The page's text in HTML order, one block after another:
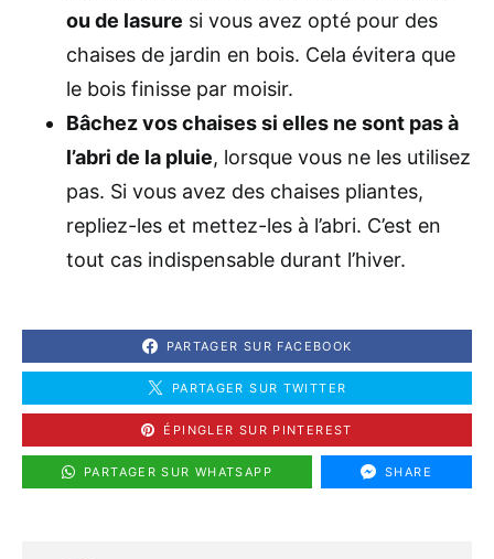
ou de lasure si vous avez opté pour des
chaises de jardin en bois. Cela évitera que
le bois finisse par moisir.
Bâchez vos chaises si elles ne sont pas à
l’abri de la pluie, lorsque vous ne les utilisez
pas. Si vous avez des chaises pliantes,
repliez-les et mettez-les à l’abri. C’est en
tout cas indispensable durant l’hiver.
PARTAGER SUR FACEBOOK
PARTAGER SUR TWITTER
ÉPINGLER SUR PINTEREST
PARTAGER SUR WHATSAPP SHARE